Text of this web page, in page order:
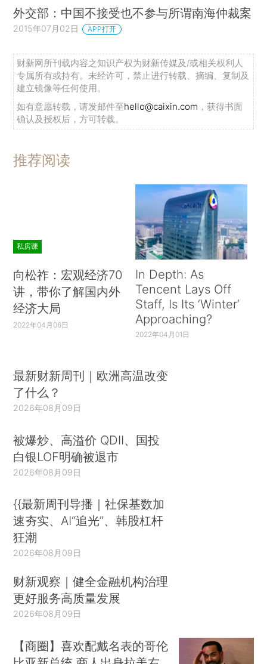
外交部：中国不接受也不参与所谓南海仲裁案
2015年07月02日 APP打开
财新网所刊载内容之知识产权为财新传媒及/或相关权利人
专属所有或持有。未经许可，禁止进行转载、摘编、复制及
建立镜像等任何使用。
如有意愿转载，请发邮件至hello@caixin.com ，获得书面
确认及授权后，方可转载。
推荐阅读
私房课
向松祚：宏观经济70
讲，带你了解国内外
经济大局
2022年04月06日
In Depth: As
Tencent Lays Off
Staff, Is Its ‘Winter’
Approaching?
2022年04月01日
最新财新周刊｜欧洲高温改变
了什么？
2026年08月09日
被爆炒、高溢价 QDII、国投
白银LOF明确被退市
2026年08月09日
{{最新周刊导播｜社保基数加
速夯实、AI“追光”、韩股杠杆
狂潮
2026年08月09日
财新观察｜健全金融机构治理
更好服务高质量发展
2026年08月09日
【商圈】喜欢配戴名表的哥伦